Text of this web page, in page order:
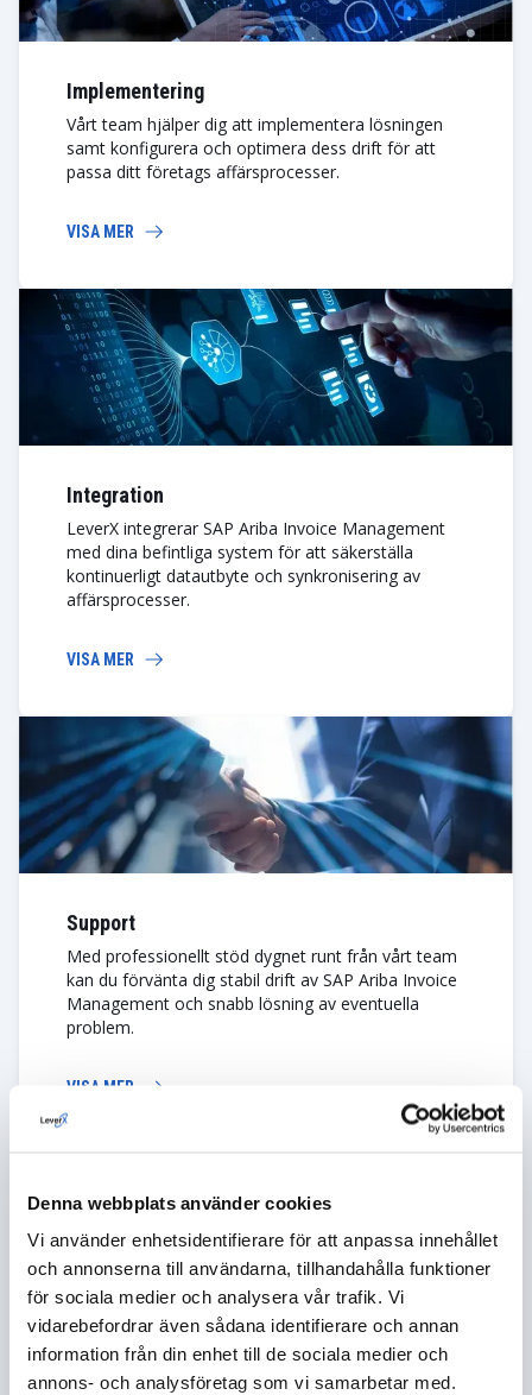
Denna webbplats använder cookies
Vi använder enhetsidentifierare för att anpassa innehållet
och annonserna till användarna, tillhandahålla funktioner
för sociala medier och analysera vår trafik. Vi
vidarebefordrar även sådana identifierare och annan
information från din enhet till de sociala medier och
annons- och analysföretag som vi samarbetar med.
Implementering
Vårt team hjälper dig att implementera lösningen
samt konfigurera och optimera dess drift för att
passa ditt företags affärsprocesser.
VISA MER
Integration
LeverX integrerar SAP Ariba Invoice Management
med dina befintliga system för att säkerställa
kontinuerligt datautbyte och synkronisering av
affärsprocesser.
VISA MER
Support
Med professionellt stöd dygnet runt från vårt team
kan du förvänta dig stabil drift av SAP Ariba Invoice
Management och snabb lösning av eventuella
problem.
VISA MER
Säkerhet
Våra tjänster omfattar skydd och säkerställande av